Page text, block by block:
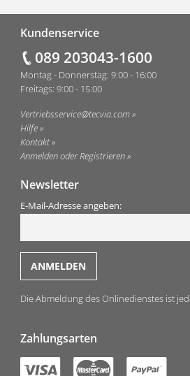
Kundenservice
089 203043-1600
Montag - Donnerstag: 9:00 - 16:00
Freitags: 9:00 - 15:00
Vertriebsservice@tecvia.com
Hilfe
Kontakt
Anmelden oder Registrieren
Newsletter
E-Mail-Adresse angeben:
Die Abmeldung des Onlinedienstes ist
Zahlungsarten